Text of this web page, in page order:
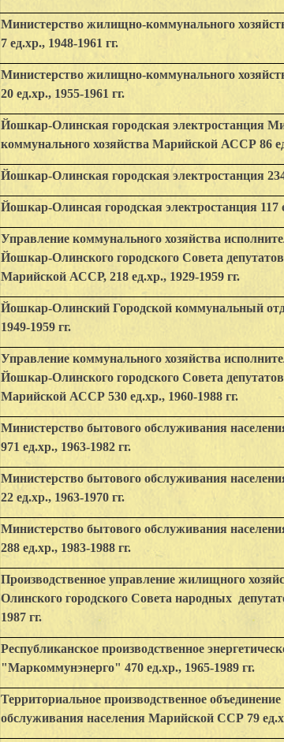
Министерство жилищно-коммунального
7 ед.хр., 1948-1961 гг.
Министерство жилищно-коммунального
20 ед.хр., 1955-1961 гг.
Йошкар-Олинская городская электростанция
коммунального хозяйства Марийской АССР 86
Йошкар-Олинская городская электростанция 234
Йошкар-Олинсая городская электростанция 117
Управление коммунального хозяйства
Йошкар-Олинского городского Совета
Марийской АССР, 218 ед.хр., 1929-1959 гг.
Йошкар-Олинский Городской коммунальный
1949-1959 гг.
Управление коммунального хозяйства
Йошкар-Олинского городского Совета
Марийской АССР 530 ед.хр., 1960-1988 гг.
Министерство бытового обслуживания
971 ед.хр., 1963-1982 гг.
Министерство бытового обслуживания
22 ед.хр., 1963-1970 гг.
Министерство бытового обслуживания
288 ед.хр., 1983-1988 гг.
Производственное управление жилищного
Олинского городского Совета народных
1987 гг.
Республиканское производственное
"Маркоммунэнерго" 470 ед.хр., 1965-1989 гг.
Территориальное производственное
обслуживания населения Марийской ССР 79